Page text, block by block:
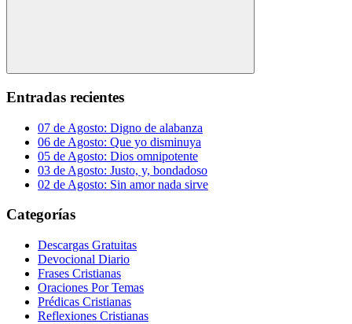
Buscar
Entradas recientes
07 de Agosto: Digno de alabanza
06 de Agosto: Que yo disminuya
05 de Agosto: Dios omnipotente
03 de Agosto: Justo, y, bondadoso
02 de Agosto: Sin amor nada sirve
Categorías
Descargas Gratuitas
Devocional Diario
Frases Cristianas
Oraciones Por Temas
Prédicas Cristianas
Reflexiones Cristianas